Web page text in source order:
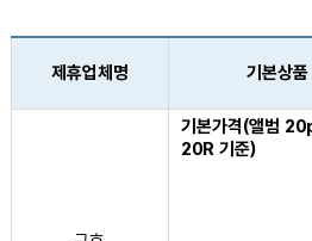
제휴업체명 기본상품
기본가격(앨범
20R 기준)